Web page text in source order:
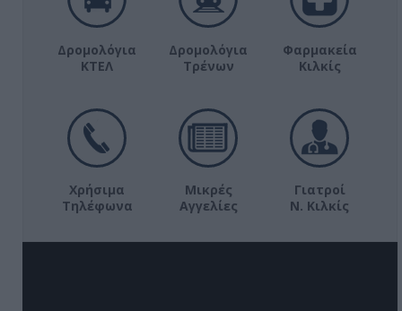
Δρομολόγια
ΚΤΕΛ
Δρομολόγια
Τρένων
Φαρμακεία
Κιλκίς
Χρήσιμα
Τηλέφωνα
Μικρές
Αγγελίες
Γιατροί
Ν. Κιλκίς